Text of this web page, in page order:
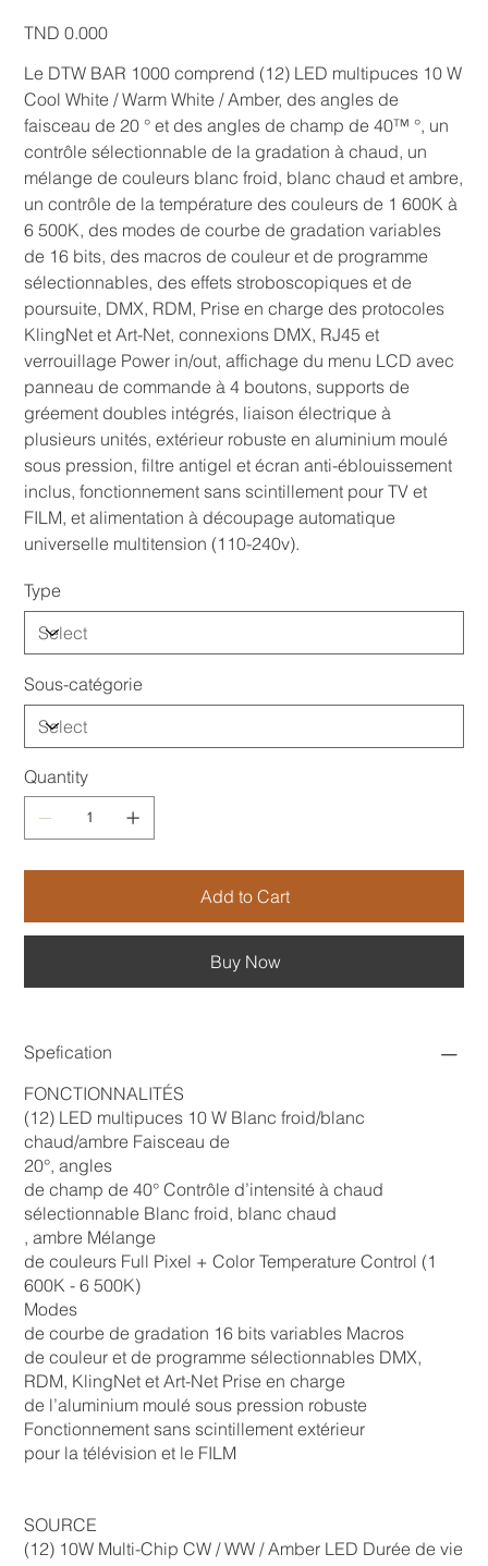
Price
TND 0.000
Le DTW BAR 1000 comprend (12) LED multipuces 10 W
Cool White / Warm White / Amber, des angles de
faisceau de 20 ° et des angles de champ de 40™ °, un
contrôle sélectionnable de la gradation à chaud, un
mélange de couleurs blanc froid, blanc chaud et ambre,
un contrôle de la température des couleurs de 1 600K à
6 500K, des modes de courbe de gradation variables
de 16 bits, des macros de couleur et de programme
sélectionnables, des effets stroboscopiques et de
poursuite, DMX, RDM, Prise en charge des protocoles
KlingNet et Art-Net, connexions DMX, RJ45 et
verrouillage Power in/out, affichage du menu LCD avec
panneau de commande à 4 boutons, supports de
gréement doubles intégrés, liaison électrique à
plusieurs unités, extérieur robuste en aluminium moulé
sous pression, filtre antigel et écran anti-éblouissement
inclus, fonctionnement sans scintillement pour TV et
FILM, et alimentation à découpage automatique
universelle multitension (110-240v).
Type
Sous-catégorie
Quantity
Add to Cart
Buy Now
Spefication
FONCTIONNALITÉS
(12) LED multipuces 10 W Blanc froid/blanc
chaud/ambre Faisceau de
20°, angles
de champ de 40° Contrôle d’intensité à chaud
sélectionnable Blanc froid, blanc chaud
, ambre Mélange
de couleurs Full Pixel + Color Temperature Control (1
600K - 6 500K)
Modes
de courbe de gradation 16 bits variables Macros
de couleur et de programme sélectionnables DMX,
RDM, KlingNet et Art-Net Prise en charge
de l’aluminium moulé sous pression robuste
Fonctionnement sans scintillement extérieur
pour la télévision et le FILM
SOURCE
(12) 10W Multi-Chip CW / WW / Amber LED Durée de vie